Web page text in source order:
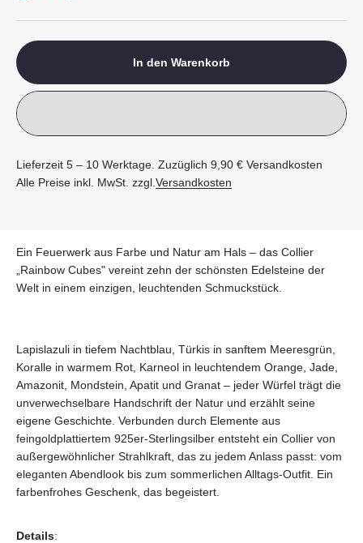
In den Warenkorb
Lieferzeit 5 – 10 Werktage. Zuzüglich 9,90 € Versandkosten
Alle Preise inkl. MwSt. zzgl.Versandkosten
Ein Feuerwerk aus Farbe und Natur am Hals – das Collier
„Rainbow Cubes" vereint zehn der schönsten Edelsteine der
Welt in einem einzigen, leuchtenden Schmuckstück.
Lapislazuli in tiefem Nachtblau, Türkis in sanftem Meeresgrün,
Koralle in warmem Rot, Karneol in leuchtendem Orange, Jade,
Amazonit, Mondstein, Apatit und Granat – jeder Würfel trägt die
unverwechselbare Handschrift der Natur und erzählt seine
eigene Geschichte. Verbunden durch Elemente aus
feingoldplattiertem 925er-Sterlingsilber entsteht ein Collier von
außergewöhnlicher Strahlkraft, das zu jedem Anlass passt: vom
eleganten Abendlook bis zum sommerlichen Alltags-Outfit. Ein
farbenfrohes Geschenk, das begeistert.
Details: